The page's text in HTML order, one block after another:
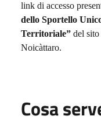
link di accesso
dello Sportello
Territoriale” del
Noicàttaro.
Cosa